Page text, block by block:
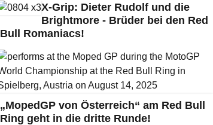
X-Grip: Dieter Rudolf und die
Brightmore - Brüder bei den Red
Bull Romaniacs!
„MopedGP von Österreich“ am Red Bull
Ring geht in die dritte Runde!